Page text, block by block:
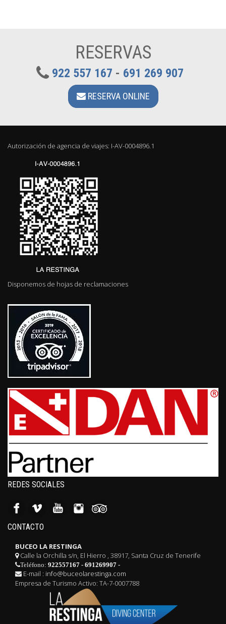
RESERVAS
922 557 167 - 691 269 907
RESERVA ONLINE
Autorización de agencia de viajes: I-AV-0004896.1
Disponemos de hojas de reclamaciones
REDES SOCIALES
CONTACTO
BUCEO LA RESTINGA
Calle la Orchilla s/n, El Hierro , 38917, Santa Cruz de Tenerife
Teléfono: 922557167 - 691269907 -
E-mail : info@buceolarestinga.com
Empresa de Turismo Activo: TA-7-0007788